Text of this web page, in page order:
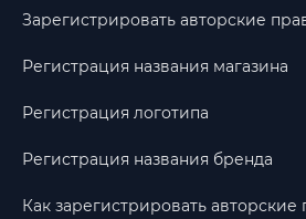
Зарегистрировать авторские
Регистрация названия магазина
Регистрация логотипа
Регистрация названия бренда
Как зарегистрировать авторские